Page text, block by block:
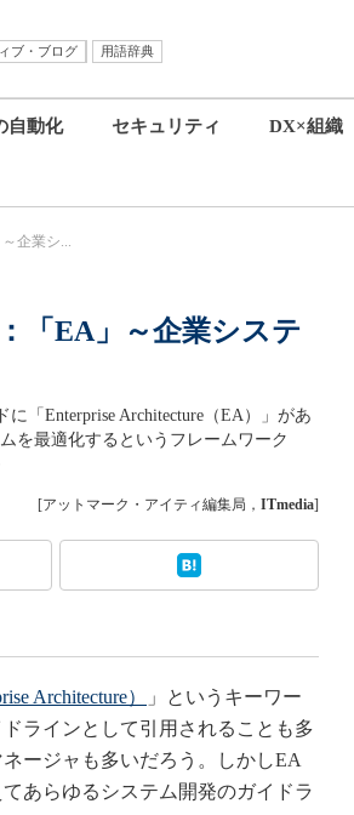
ブ・ブログ
用語辞典
自動化 セキュリティ DX×組織
企業シ...
「EA」～企業システ
「Enterprise Architecture（EA）」があ
を最適化するというフレームワーク
[アットマーク・アイティ編集局， ITmedia]
Architecture）
」というキーワー
ラインとして引用されることも多
ージャも多いだろう。しかしEA
あらゆるシステム開発のガイドラ